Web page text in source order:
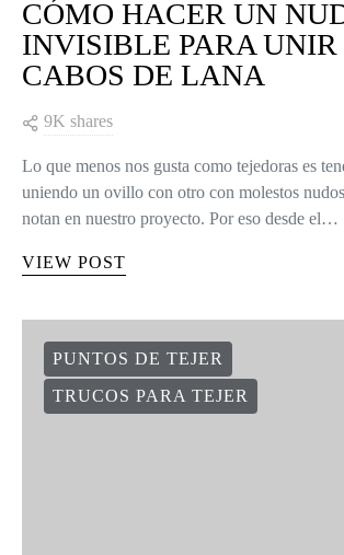
CÓMO HACER UN
INVISIBLE PARA UNIR
CABOS DE LANA
9K shares
Lo que menos nos gusta como tejedoras es
uniendo un ovillo con otro con molestos
notan en nuestro proyecto. Por eso desde el…
VIEW POST
PUNTOS DE TEJER
TRUCOS PARA TEJER